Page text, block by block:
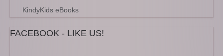
KindyKids eBooks
FACEBOOK - LIKE US!